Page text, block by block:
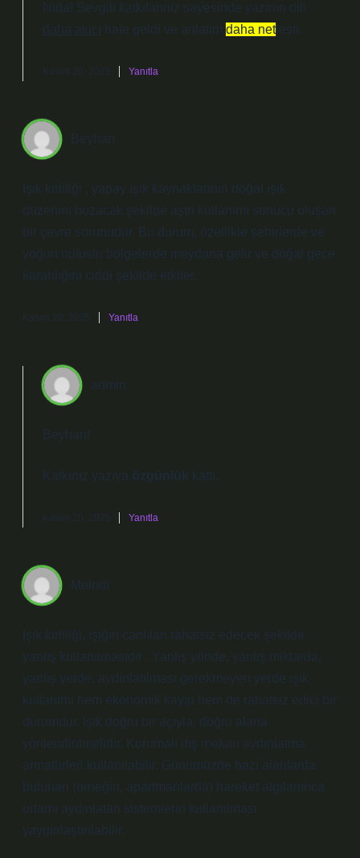
Nida! Sevgili katkılarınız sayesinde yazının dili
daha akıcı hale geldi ve anlatım daha net leşti.
Kasım 20, 2025 Yanıtla
Beyhan
Işık kirliliği , yapay ışık kaynaklarının doğal ışık
düzenini bozacak şekilde aşırı kullanımı sonucu oluşan
bir çevre sorunudur. Bu durum, özellikle şehirlerde ve
yoğun nüfuslu bölgelerde meydana gelir ve doğal gece
karanlığını ciddi şekilde etkiler.
Kasım 20, 2025 Yanıtla
admin
Beyhan!
Katkınız yazıya özgünlük kattı.
Kasım 20, 2025 Yanıtla
Melodi
Işık kirliliği, ışığın canlıları rahatsız edecek şekilde
yanlış kullanılmasıdır . Yanlış yönde, yanlış miktarda,
yanlış yerde, aydınlatılması gerekmeyen yerde ışık
kullanımı hem ekonomik kayıp hem de rahatsız edici bir
durumdur. Işık doğru bir açıyla, doğru alana
yönlendirilmelidir. Korumalı dış mekan aydınlatma
armatürleri kullanılabilir. Günümüzde bazı alanlarda
bulunan (örneğin, apartmanlarda) hareket algılanınca
ortamı aydınlatan sistemlerin kullanılması
yaygınlaştırılabilir.